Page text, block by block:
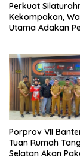
Perkuat
Kekompakan,
Utama Adakan
Porprov VII
Tuan Rumah
Selatan Akan